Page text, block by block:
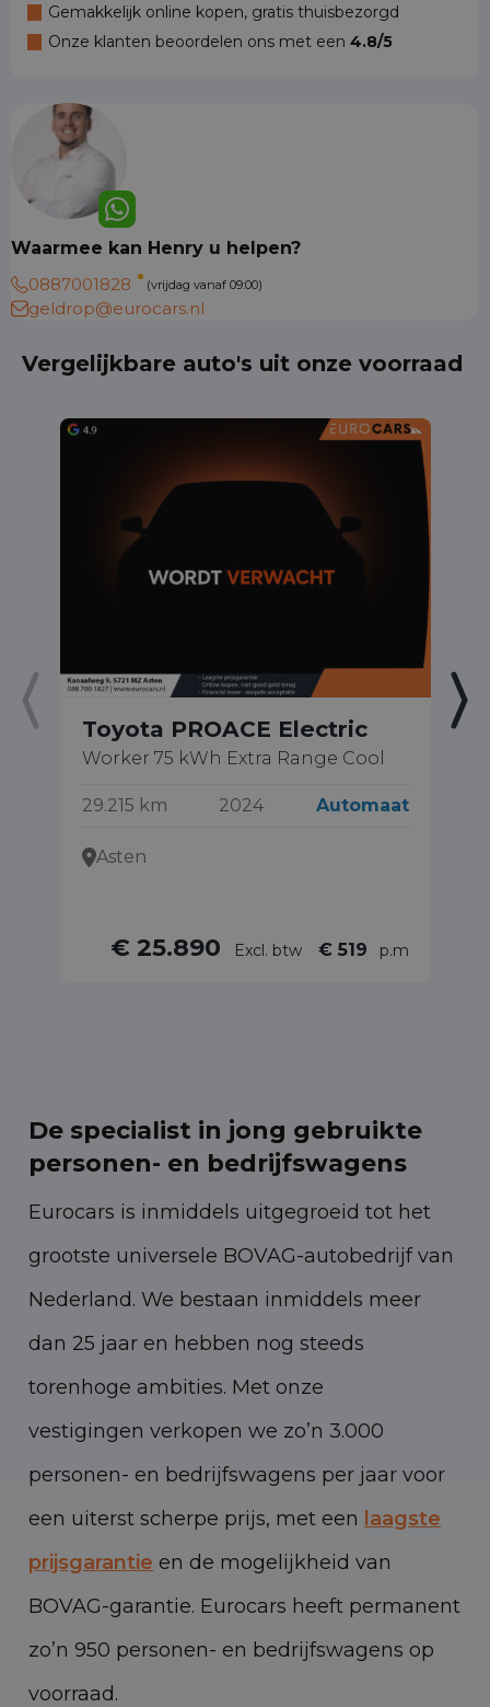
Gemakkelijk online kopen, gratis thuisbezorgd
Onze klanten beoordelen ons met een 4.8/5
Waarmee kan Henry u helpen?
0887001828
(vrijdag vanaf 09:00)
geldrop@eurocars.nl
Vergelijkbare auto's uit onze voorraad
Toyota PROACE Electric
Worker 75 kWh Extra Range Cool
29.215 km 2024 Automaat
Asten
€ 25.890 Excl. btw € 519 p.m
De specialist in jong gebruikte
personen- en bedrijfswagens
Eurocars is inmiddels uitgegroeid tot het
grootste universele BOVAG-autobedrijf van
Nederland. We bestaan inmiddels meer
dan 25 jaar en hebben nog steeds
torenhoge ambities. Met onze
vestigingen verkopen we zo’n 3.000
personen- en bedrijfswagens per jaar voor
een uiterst scherpe prijs, met een laagste
prijsgarantie en de mogelijkheid van
BOVAG-garantie. Eurocars heeft permanent
zo’n 950 personen- en bedrijfswagens op
voorraad.